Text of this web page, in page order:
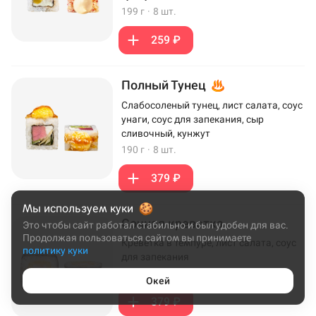
199 г · 8 шт.
259 ₽
Полный Тунец
Слабосоленый тунец, лист салата, соус
унаги, соус для запекания, сыр
сливочный, кунжут
190 г · 8 шт.
379 ₽
Сочная креветка
Креветка в темпуре, лист салата, соус
379 ₽
Мы используем куки
Это чтобы сайт работал стабильно и был удобен для вас.
Продолжая пользоваться сайтом вы принимаете
политику куки
Окей